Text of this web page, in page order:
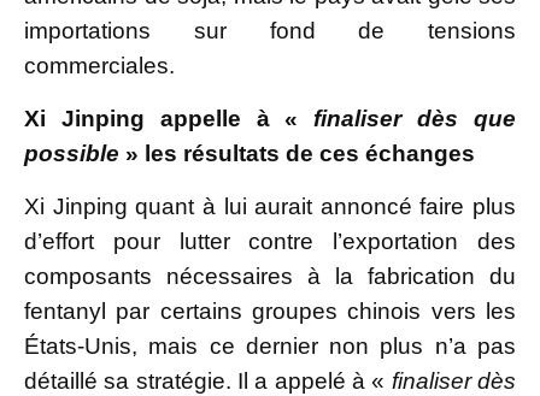
importations sur fond de tensions
commerciales.
Xi Jinping appelle à «finaliser dès que
possible » les résultats de ces échanges
Xi Jinping quant à lui aurait annoncé faire plus
d’effort pour lutter contre l’exportation des
composants nécessaires à la fabrication du
fentanyl par certains groupes chinois vers les
États-Unis, mais ce dernier non plus n’a pas
détaillé sa stratégie. Il a appelé à « finaliser dès